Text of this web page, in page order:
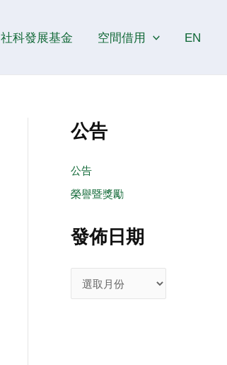
社科發展基金 空間借用 EN
公告
公告
榮譽暨獎勵
發佈日期